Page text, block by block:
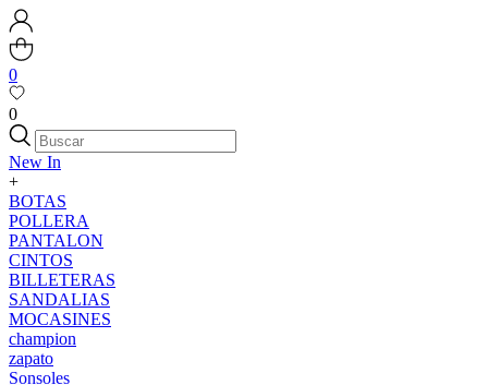
0
0
New In
+
BOTAS
POLLERA
PANTALON
CINTOS
BILLETERAS
SANDALIAS
MOCASINES
champion
zapato
Sonsoles